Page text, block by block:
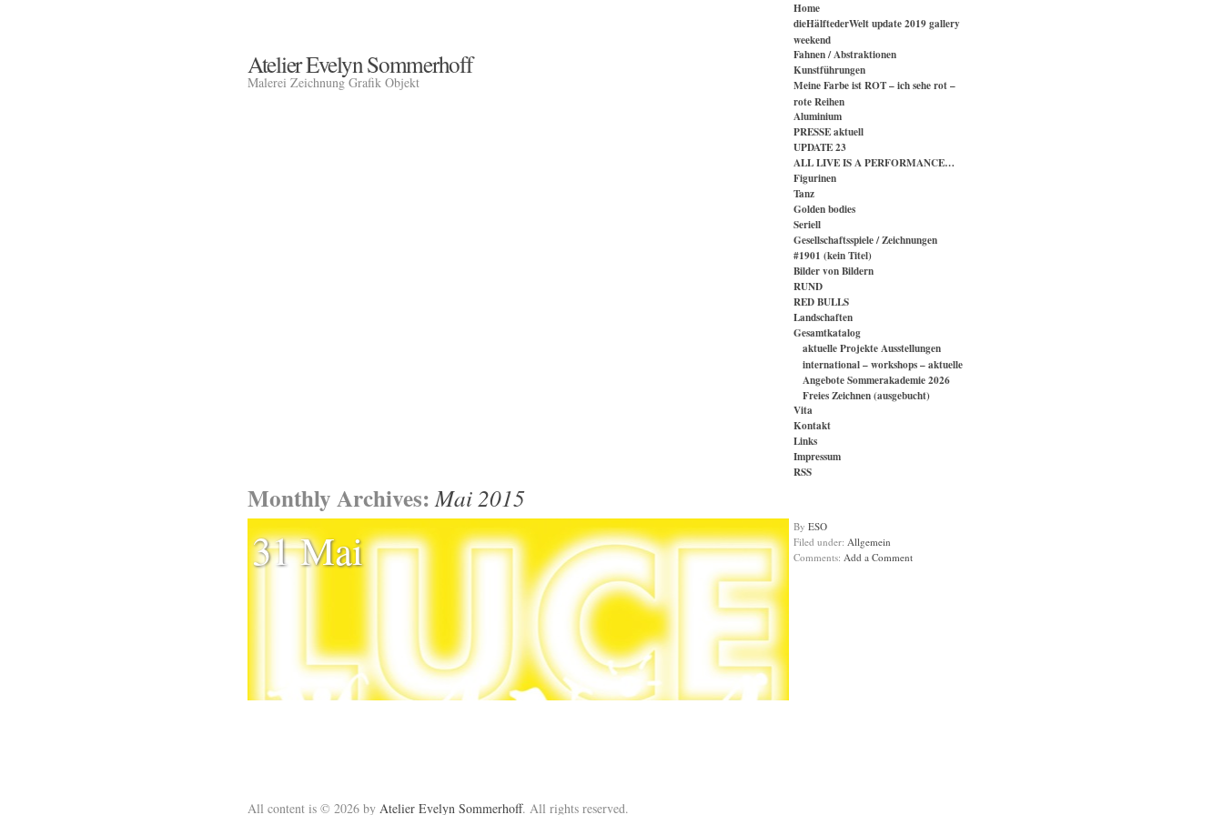
Atelier Evelyn Sommerhoff
Malerei Zeichnung Grafik Objekt
Home
dieHälftederWelt update 2019 gallery
weekend
Fahnen / Abstraktionen
Kunstführungen
Meine Farbe ist ROT – ich sehe rot –
rote Reihen
Aluminium
PRESSE aktuell
UPDATE 23
ALL LIVE IS A PERFORMANCE…
Figurinen
Tanz
Golden bodies
Seriell
Gesellschaftsspiele / Zeichnungen
#1901 (kein Titel)
Bilder von Bildern
RUND
RED BULLS
Landschaften
Gesamtkatalog
aktuelle Projekte Ausstellungen
international – workshops – aktuelle
Angebote Sommerakademie 2026
Freies Zeichnen (ausgebucht)
Vita
Kontakt
Links
Impressum
RSS
Monthly Archives:Mai 2015
31 Mai By ESO
Filed under: Allgemein
Comments: Add a Comment
All content is © 2026 by Atelier Evelyn Sommerhoff. All rights reserved.